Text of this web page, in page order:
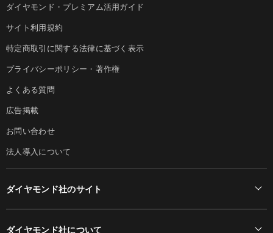
ダイヤモンド・プレミアム活用ガイド
サイト利用規約
特定商取引に関する法律に基づく表示
プライバシーポリシー・著作権
よくある質問
広告掲載
お問い合わせ
法人導入について
ダイヤモンド社のサイト
ダイヤモンド社について